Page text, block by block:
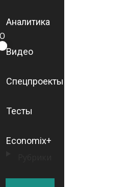
Аналитика
Видео
Спецпроекты
Тесты
Economix+